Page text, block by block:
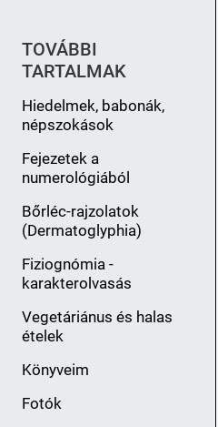
TOVÁBBI
TARTALMAK
Hiedelmek, babonák,
népszokások
Fejezetek a
numerológiából
Bőrléc-rajzolatok
(Dermatoglyphia)
Fiziognómia -
karakterolvasás
Vegetáriánus és halas
ételek
Könyveim
Fotók